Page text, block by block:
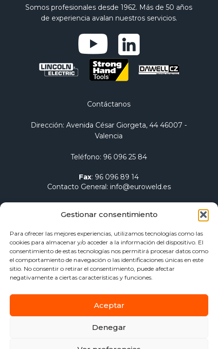
Gestionar consentimiento
Para ofrecer las mejores experiencias, utilizamos tecnologías como las
cookies para almacenar y/o acceder a la información del dispositivo. El
consentimiento de estas tecnologías nos permitirá procesar datos como
el comportamiento de navegación o las identificaciones únicas en este
sitio. No consentir o retirar el consentimiento, puede afectar
negativamente a ciertas características y funciones.
Aceptar
Denegar
Somos profesionales desde 1962. Más de 50 años
de experiencia avalan nuestros servicios.
Quiénes somos
Equipos de soldadura
Electrodos para soldadura
Blog
Política de privacidad
Contáctanos
Dirección: Avenida César Giorgeta, 44 46007 -
Valencia
Teléfono: 96 096 25 84
Fax: 96 096 89 14
Contacto General: info@euroweld.es